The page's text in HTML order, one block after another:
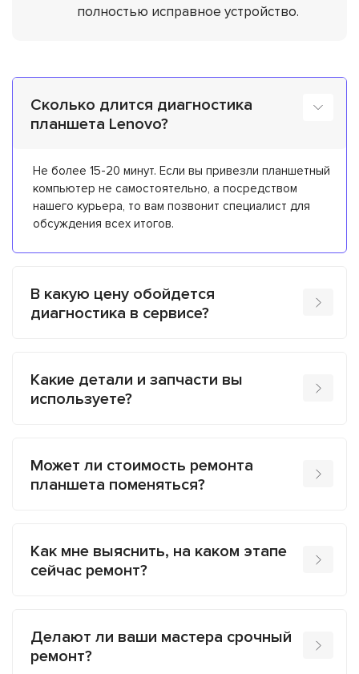
полностью исправное устройство.
Сколько длится диагностика
планшета Lenovo?
Не более 15-20 минут. Если вы привезли планшетный
компьютер не самостоятельно, а посредством
нашего курьера, то вам позвонит специалист для
обсуждения всех итогов.
В какую цену обойдется
диагностика в сервисе?
Какие детали и запчасти вы
используете?
Может ли стоимость ремонта
планшета поменяться?
Как мне выяснить, на каком этапе
сейчас ремонт?
Делают ли ваши мастера срочный
ремонт?